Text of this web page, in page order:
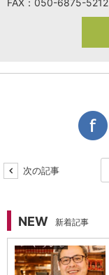
FAX：050-6875-5212
次の記事
NEW 新着記事